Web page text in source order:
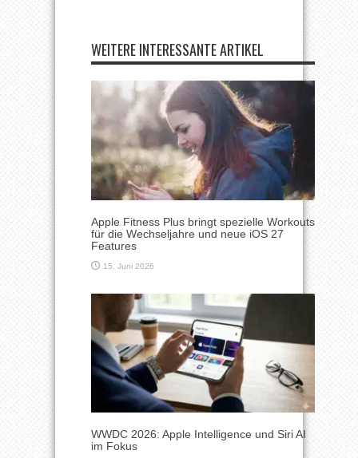
WEITERE INTERESSANTE ARTIKEL
Apple Fitness Plus bringt spezielle Workouts
für die Wechseljahre und neue iOS 27
Features
15. Juni 2026
WWDC 2026: Apple Intelligence und Siri AI
im Fokus